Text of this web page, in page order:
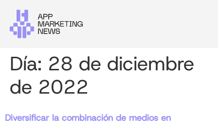
Día: 28 de diciembre
de 2022
Diversificar la combinación de medios en